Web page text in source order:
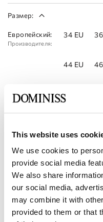
This website uses
We use cookies to
provide social media
We also share
our social media,
may combine it with
provided to them or that
Размер:
Европейский:
Производителя:
34 EU
44 EU
Код товара: 10111936
Характеристики